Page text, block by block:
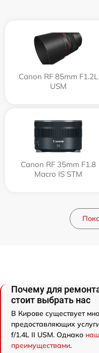
Canon RF 85mm F1.2L
USM
Canon RF 35mm F1.8
Macro IS STM
Почему для
стоит выбрать нас
В Кирове существует
предоставляющих
f/1.4L II USM. Однако
преимуществами.